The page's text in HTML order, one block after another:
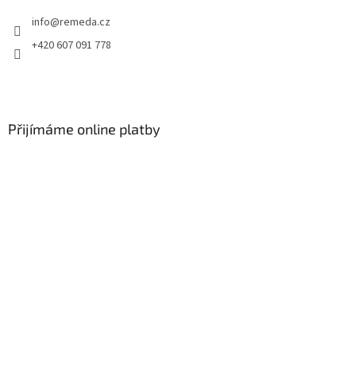
info@remeda.cz
+420 607 091 778
Přijímáme online platby